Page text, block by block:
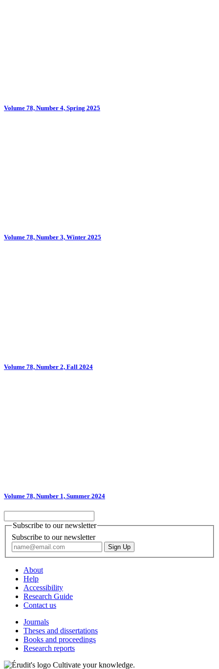
Volume 78, Number 4, Spring 2025
Volume 78, Number 3, Winter 2025
Volume 78, Number 2, Fall 2024
Volume 78, Number 1, Summer 2024
Subscribe to our newsletter
Subscribe to our newsletter
About
Help
Accessibility
Research Guide
Contact us
Journals
Theses and dissertations
Books and proceedings
Research reports
Cultivate your knowledge.